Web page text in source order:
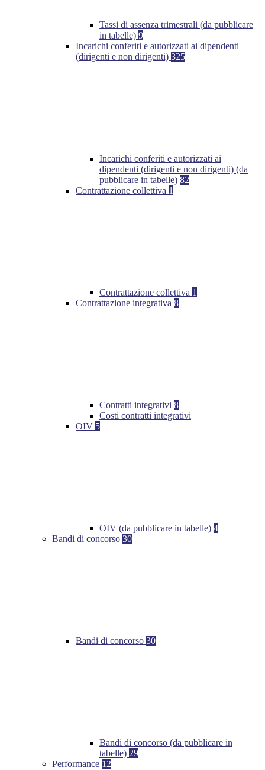
Tassi di assenza trimestrali (da pubblicare
in tabelle) 9
Incarichi conferiti e autorizzati ai dipendenti
(dirigenti e non dirigenti) 325
Incarichi conferiti e autorizzati ai
dipendenti (dirigenti e non dirigenti) (da
pubblicare in tabelle) 82
Contrattazione collettiva 1
Contrattazione collettiva 1
Contrattazione integrativa 8
Contratti integrativi 8
Costi contratti integrativi
OIV 5
OIV (da pubblicare in tabelle) 4
Bandi di concorso 30
Bandi di concorso 30
Bandi di concorso (da pubblicare in
tabelle) 29
Performance 12